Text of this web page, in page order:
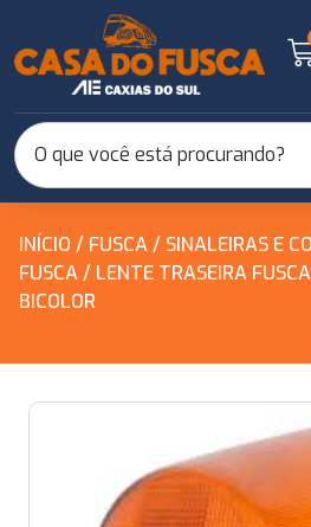
INÍCIO / FUSCA/ SINALEIRAS E
FUSCA/ LENTE TRASEIRA
BICOLOR